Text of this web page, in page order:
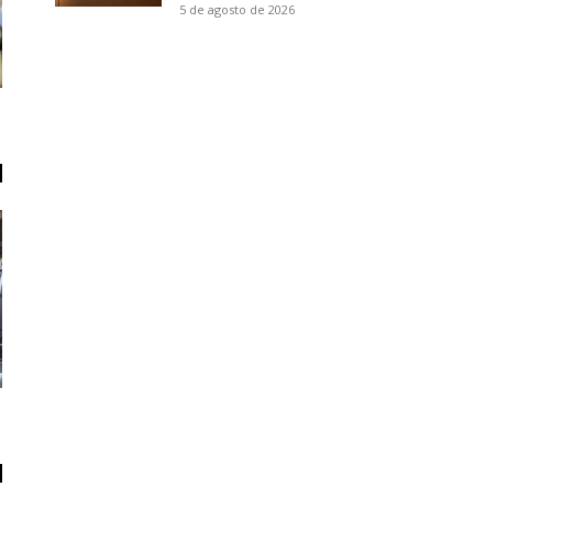
5 de agosto de 2026